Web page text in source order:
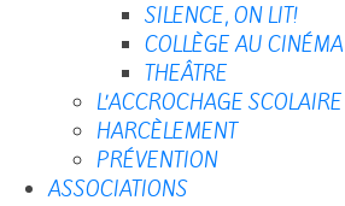
SILENCE, ON LIT!
COLLÈGE AU CINÉMA
THEÂTRE
L’ACCROCHAGE SCOLAIRE
HARCÈLEMENT
PRÉVENTION
ASSOCIATIONS